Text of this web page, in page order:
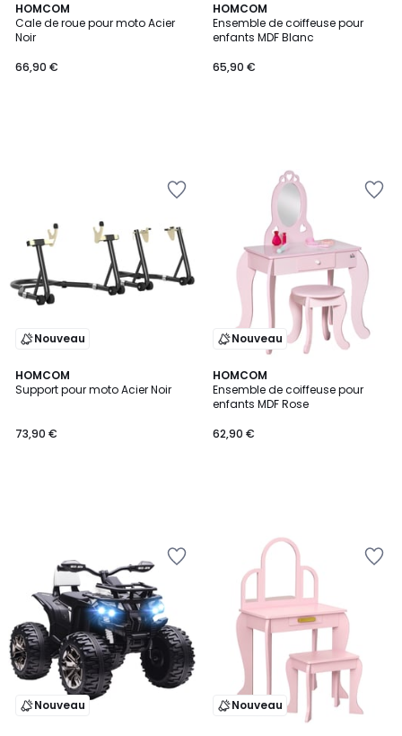
HOMCOM
Cale de roue pour moto Acier
Noir
66,90 €
HOMCOM
Ensemble de coiffeuse pour
enfants MDF Blanc
65,90 €
Nouveau
HOMCOM
Support pour moto Acier Noir
73,90 €
Nouveau
HOMCOM
Ensemble de coiffeuse pour
enfants MDF Rose
62,90 €
Nouveau Nouveau